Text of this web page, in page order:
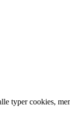
typer cookies,